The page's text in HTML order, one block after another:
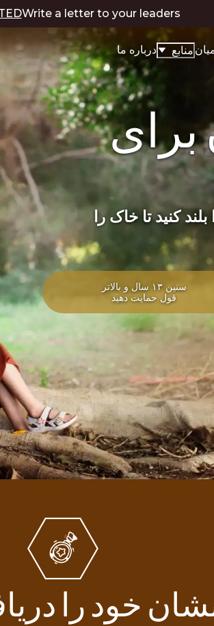
Write a letter to your leaders
منابع درباره ما
برای
کنید تا خاک را
سنین ۱۳ سال و بالاتر
قول حمایت دهید
خود را